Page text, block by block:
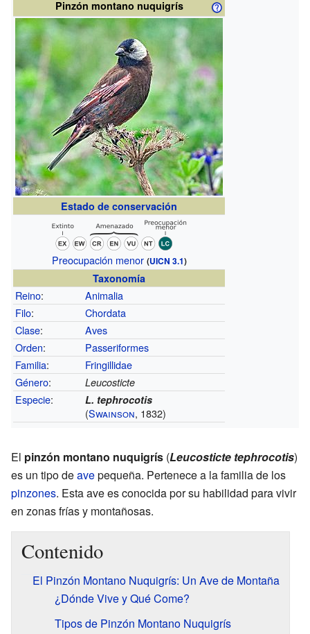
Pinzón montano nuquigrís
Estado de conservación
Preocupación menor (UICN 3.1)
Taxonomía
Reino:
Animalia
Filo:
Chordata
Clase:
Aves
Orden:
Passeriformes
Familia:
Fringillidae
Género: Leucosticte
Especie: L. tephrocotis
(Swainson, 1832)
El pinzón montano nuquigrís (Leucosticte tephrocotis)
es un tipo deavepequeña. Pertenece a la familia de los
pinzones. Esta ave es conocida por su habilidad para vivir
en zonas frías y montañosas.
Contenido
El Pinzón Montano Nuquigrís: Un Ave de Montaña
¿Dónde Vive y Qué Come?
Tipos de Pinzón Montano Nuquigrís